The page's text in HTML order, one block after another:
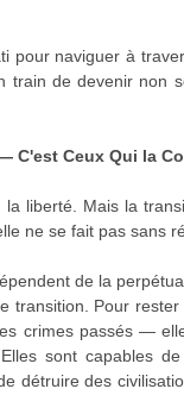
pour naviguer à
de devenir non
C'est Ceux Qui la
liberté. Mais la
ne se fait pas sans
de la
transition. Pour
crimes passés —
sont capables
détruire des